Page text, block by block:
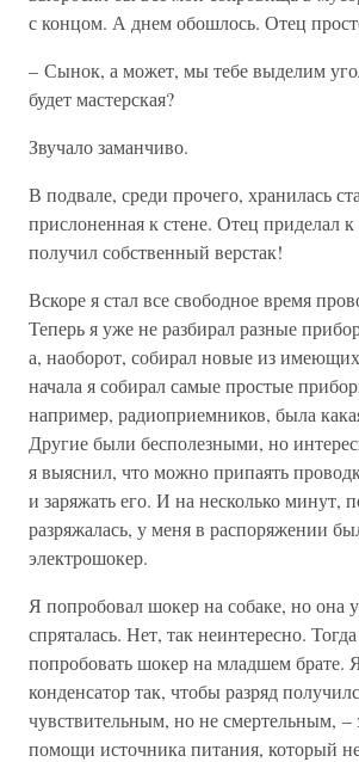
с концом. А днем обошлось. Отец
– Сынок, а может, мы тебе выделим
будет мастерская?
Звучало заманчиво.
В подвале, среди прочего, хранилась
прислоненная к стене. Отец приделал
получил собственный верстак!
Вскоре я стал все свободное время
Теперь я уже не разбирал разные
а, наоборот, собирал новые из
начала я собирал самые простые
например, радиоприемников, была
Другие были бесполезными, но
я выяснил, что можно припаять
и заряжать его. И на несколько минут,
разряжалась, у меня в распоряжении
электрошокер.
Я попробовал шокер на собаке, но она
спряталась. Нет, так неинтересно.
попробовать шокер на младшем брате.
конденсатор так, чтобы разряд
чувствительным, но не смертельным, –
помощи источника питания, который